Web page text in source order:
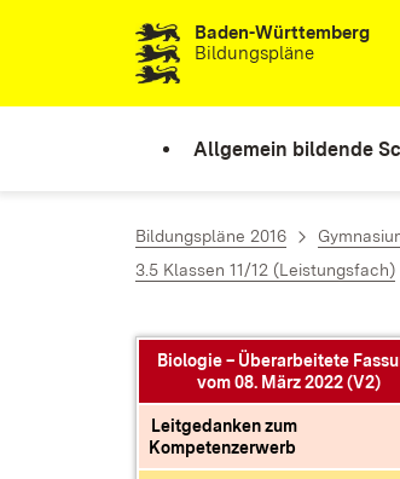
Zum Inhalt springenBaden-Württemberg
Bildungspläne
Allgemein bildende
Bildungspläne 2016
3.5 Klassen 11/12 (Leistungsfach)
Biologie – Überarbeitete
vom 08. März 2022 (V2)
Leitgedanken zum
Kompetenzerwerb